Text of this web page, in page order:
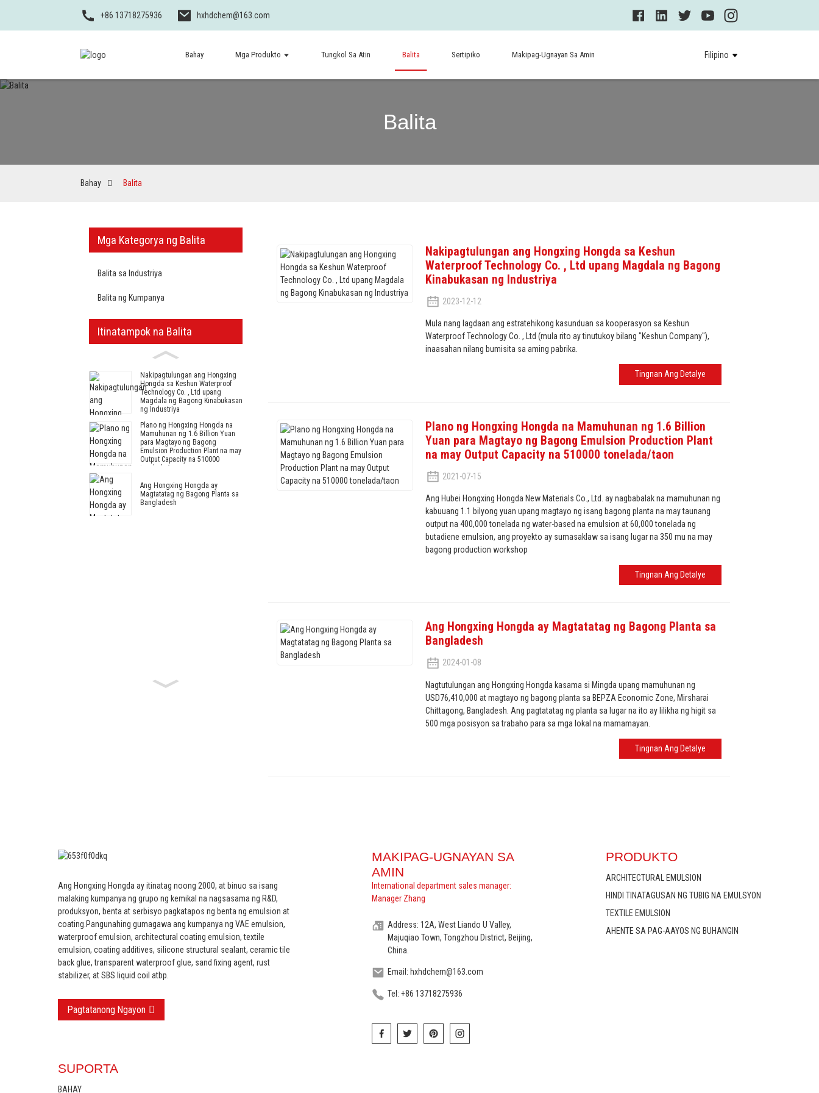
+86 13718275936 hxhdchem@163.com
Bahay Mga Produkto Tungkol Sa Atin Balita Sertipiko Makipag-Ugnayan Sa Amin Filipino
Balita
Bahay Balita
Mga Kategorya ng Balita
Balita sa Industriya
Balita ng Kumpanya
Itinatampok na Balita
Nakipagtulungan ang Hongxing
Hongda sa Keshun Waterproof
Technology Co. , Ltd upang
Magdala ng Bagong Kinabukasan
ng Industriya
Plano ng Hongxing Hongda na
Mamuhunan ng 1.6 Billion Yuan
para Magtayo ng Bagong
Emulsion Production Plant na may
Output Capacity na 510000
tonelada/taon
Ang Hongxing Hongda ay
Magtatatag ng Bagong Planta sa
Bangladesh
Nakipagtulungan ang Hongxing Hongda sa Keshun
Waterproof Technology Co. , Ltd upang Magdala ng Bagong
Kinabukasan ng Industriya
2023-12-12
Mula nang lagdaan ang estratehikong kasunduan sa kooperasyon sa Keshun
Waterproof Technology Co. , Ltd (mula rito ay tinutukoy bilang "Keshun Company"),
inaasahan nilang bumisita sa aming pabrika.
Tingnan Ang Detalye
Plano ng Hongxing Hongda na Mamuhunan ng 1.6 Billion
Yuan para Magtayo ng Bagong Emulsion Production Plant
na may Output Capacity na 510000 tonelada/taon
2021-07-15
Ang Hubei Hongxing Hongda New Materials Co., Ltd. ay nagbabalak na mamuhunan ng
kabuuang 1.1 bilyong yuan upang magtayo ng isang bagong planta na may taunang
output na 400,000 tonelada ng water-based na emulsion at 60,000 tonelada ng
butadiene emulsion, ang proyekto ay sumasaklaw sa isang lugar na 350 mu na may
bagong production workshop
Tingnan Ang Detalye
Ang Hongxing Hongda ay Magtatatag ng Bagong Planta sa
Bangladesh
2024-01-08
Nagtutulungan ang Hongxing Hongda kasama si Mingda upang mamuhunan ng
USD76,410,000 at magtayo ng bagong planta sa BEPZA Economic Zone, Mirsharai
Chittagong, Bangladesh. Ang pagtatatag ng planta sa lugar na ito ay lilikha ng higit sa
500 mga posisyon sa trabaho para sa mga lokal na mamamayan.
Tingnan Ang Detalye
Ang Hongxing Hongda ay itinatag noong 2000, at binuo sa isang
malaking kumpanya ng grupo ng kemikal na nagsasama ng R&D,
produksyon, benta at serbisyo pagkatapos ng benta ng emulsion at
coating. Pangunahing gumagawa ang kumpanya ng VAE emulsion,
waterproof emulsion, architectural coating emulsion, textile
emulsion, coating additives, silicone structural sealant, ceramic tile
back glue, transparent waterproof glue, sand fixing agent, rust
stabilizer, at SBS liquid coil atbp.
Pagtatanong Ngayon
MAKIPAG-UGNAYAN SA
AMIN
International department sales manager:
Manager Zhang
Address: 12A, West Liando U Valley,
Majuqiao Town, Tongzhou District, Beijing,
China.
Email: hxhdchem@163.com
Tel: +86 13718275936
PRODUKTO
ARCHITECTURAL EMULSION
HINDI TINATAGUSAN NG TUBIG NA EMULSYON
TEXTILE EMULSION
AHENTE SA PAG-AAYOS NG BUHANGIN
SUPORTA
BAHAY